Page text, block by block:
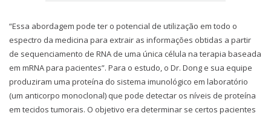
“Essa abordagem pode ter o potencial de utilização em todo o
espectro da medicina para extrair as informações obtidas a partir
de sequenciamento de RNA de uma única célula na terapia baseada
em mRNA para pacientes”. Para o estudo, o Dr. Dong e sua equipe
produziram uma proteína do sistema imunológico em laboratório
(um anticorpo monoclonal) que pode detectar os níveis de proteína
em tecidos tumorais. O objetivo era determinar se certos pacientes